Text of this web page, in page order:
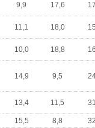
9,9 17,6
11,1 18,0
10,0 18,8
14,9 9,5
13,4 11,5
15,5 8,8